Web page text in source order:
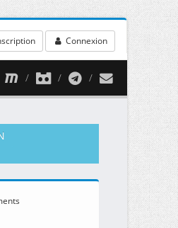
Connexion